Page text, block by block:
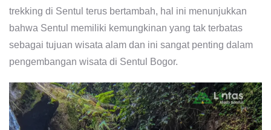
trekking di Sentul terus bertambah, hal ini menunjukkan
bahwa Sentul memiliki kemungkinan yang tak terbatas
sebagai tujuan wisata alam dan ini sangat penting dalam
pengembangan wisata di Sentul Bogor.